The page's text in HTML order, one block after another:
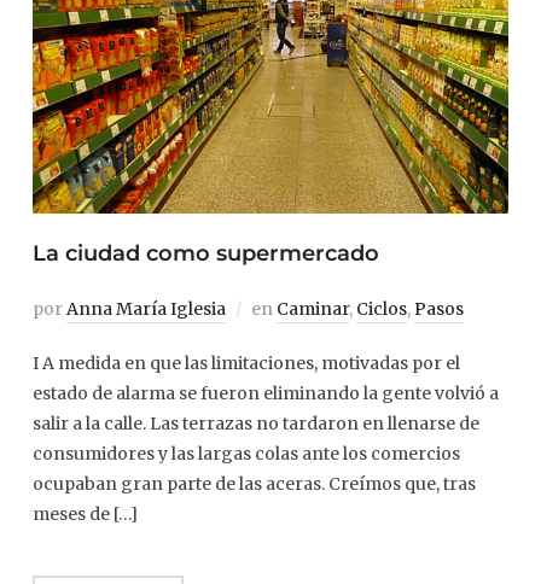
La ciudad como supermercado
porAnna María Iglesia en Caminar, Ciclos,Pasos
I A medida en que las limitaciones, motivadas por el
estado de alarma se fueron eliminando la gente volvió a
salir a la calle. Las terrazas no tardaron en llenarse de
consumidores y las largas colas ante los comercios
ocupaban gran parte de las aceras. Creímos que, tras
meses de […]